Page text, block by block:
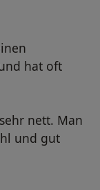
hat oft
nett. Man
und gut